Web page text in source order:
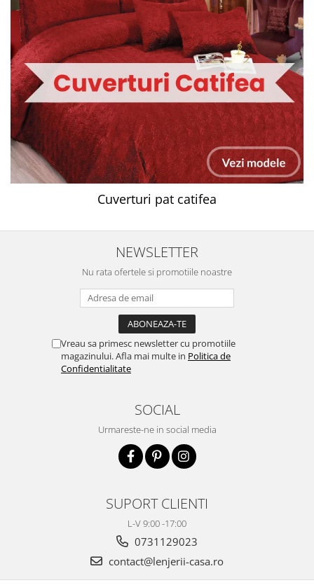
Cuverturi pat catifea
NEWSLETTER
Nu rata ofertele si promotiile noastre
Vreau sa primesc newsletter cu promotiile
magazinului. Afla mai multe in Politica de
Confidentialitate
SOCIAL
Urmareste-ne in social media
SUPORT CLIENTI
L-V 9:00 -17:00
0731129023
contact@lenjerii-casa.ro